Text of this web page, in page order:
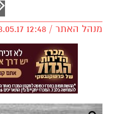
מנהל האתר / 12:48 28.05.17